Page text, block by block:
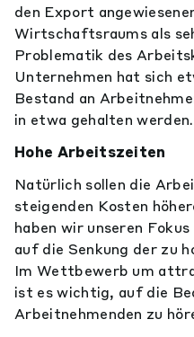
den Export
Wirtschaftsraums als
Problematik des
Unternehmen hat sich
Bestand an
in etwa gehalten werden.
Hohe Arbeitszeiten
Natürlich sollen die
steigenden Kosten
haben wir unseren
auf die Senkung der zu
Im Wettbewerb um
ist es wichtig, auf die
Arbeitnehmenden zu